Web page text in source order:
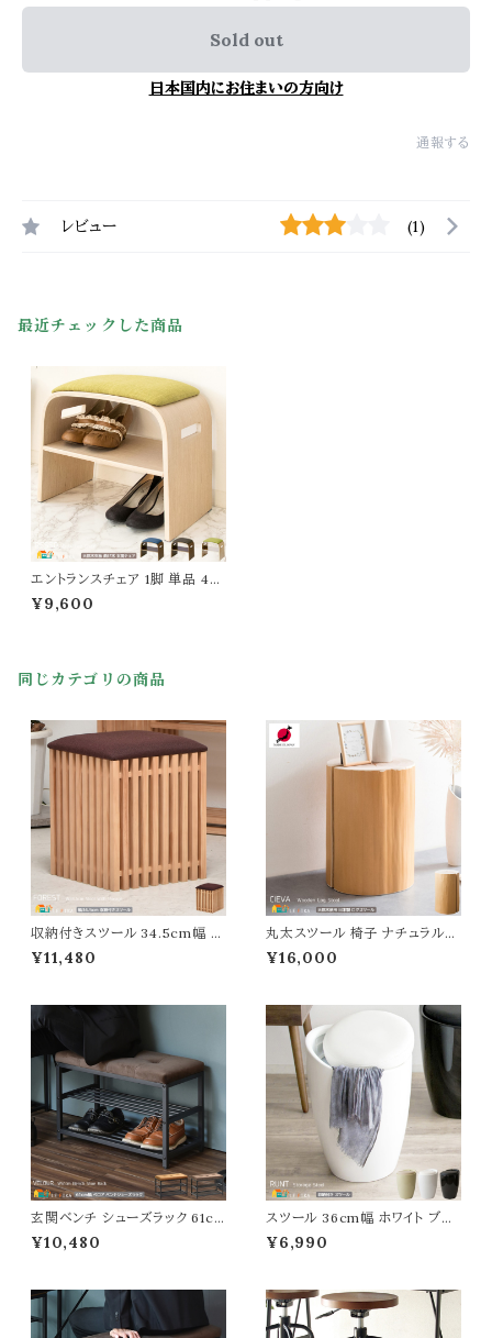
Sold out
日本国内にお住まいの方向け
通報する
レビュー (1)
最近チェックした商品
エントランスチェア 1脚 単品 47c
m幅 ブラウン ブルー グリーン 茶
色 青 緑 玄関チェア 玄関スツー
れ 北欧 モダン スタイリッシュ 木
¥9,600
同じカテゴリの商品
収納付きスツール 34.5cm幅 ブ
ラウン 座面下収納付きスツール
天然木使用 ファブリックスツール
5cm 高さ42cm 座面高42cm
おすすめ おしゃれ モダン スタイ
リッシュ サブチェア スツール 椅
子 チェア 収納付椅子
¥11,480
丸太スツール 椅子 ナチュラル
日本製 天然木 吉野杉 丸型スツ
ール 丸形椅子 円型椅子 円形ス
ダイニングスツール リビングスツ
ール 玄関スツール チェア ディス
プレイテーブル エントランスチェ
ア 春 夏 秋 冬 丸太
¥16,000
玄関ベンチ シューズラック 61c
m幅 ダークブラウン ライトブラウ
ン 靴収納ラック 玄関収納 玄関
北欧 モダン スタイリッシュ ベロ
ア シューズ収納棚 玄関のベンチ
収納ラック 靴ラック ベンチ 椅子
¥10,480
スツール 36cm幅 ホワイト ブラ
ック アイボリー 収納付き 収納付
きスツール 合皮スツール 合成皮
0cm 座面高46.5cm おすすめ
おしゃれ 北欧 モダン スタイリッ
シュ 収納スツール コンパクト 省
¥6,990